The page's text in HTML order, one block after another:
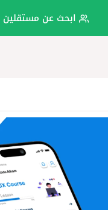
ابحث عن مستقلين